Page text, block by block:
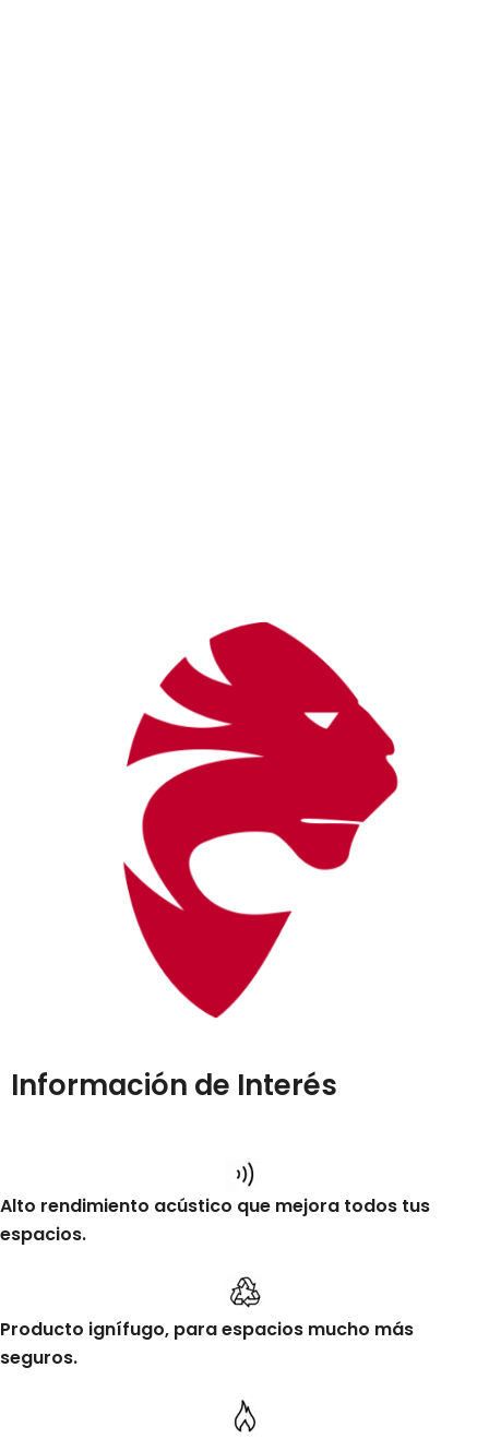
Información de Interés
Alto rendimiento acústico que mejora todos tus
espacios.
Producto ignífugo, para espacios mucho más
seguros.